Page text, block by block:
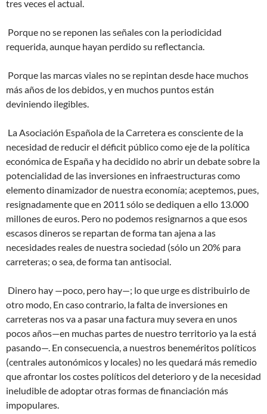
tres veces el actual.
Porque no se reponen las señales con la periodicidad
requerida, aunque hayan perdido su reflectancia.
Porque las marcas viales no se repintan desde hace muchos
más años de los debidos, y en muchos puntos están
deviniendo ilegibles.
La Asociación Española de la Carretera es consciente de la
necesidad de reducir el déficit público como eje de la política
económica de España y ha decidido no abrir un debate sobre la
potencialidad de las inversiones en infraestructuras como
elemento dinamizador de nuestra economía; aceptemos, pues,
resignadamente que en 2011 sólo se dediquen a ello 13.000
millones de euros. Pero no podemos resignarnos a que esos
escasos dineros se repartan de forma tan ajena a las
necesidades reales de nuestra sociedad (sólo un 20% para
carreteras; o sea, de forma tan antisocial.
Dinero hay —poco, pero hay—; lo que urge es distribuirlo de
otro modo, En caso contrario, la falta de inversiones en
carreteras nos va a pasar una factura muy severa en unos
pocos años—en muchas partes de nuestro territorio ya la está
pasando—. En consecuencia, a nuestros beneméritos políticos
(centrales autonómicos y locales) no les quedará más remedio
que afrontar los costes políticos del deterioro y de la necesidad
ineludible de adoptar otras formas de financiación más
impopulares.